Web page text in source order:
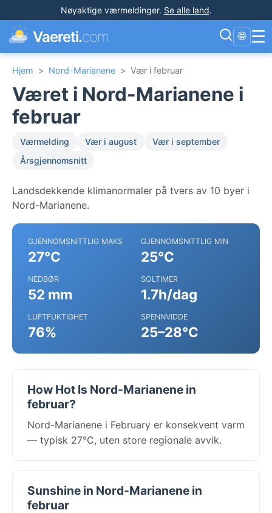
Nøyaktige værmeldinger. Se alle land.
Vaereti.com 🌐 ☰
Hjem > Nord-Marianene > Vær i februar
Været i Nord-Marianene i
februar
Værmelding Vær i august
Vær i september
Årsgjennomsnitt
Landsdekkende klimanormaler på tvers av 10 byer i
Nord-Marianene.
GJENNOMSNITTLIG MAKS
27°C
GJENNOMSNITTLIG MIN
25°C
NEDBØR
52 mm
SOLTIMER
1.7h/dag
LUFTFUKTIGHET
76%
SPENNVIDDE
25–28°C
How Hot Is Nord-Marianene in
februar?
Nord-Marianene i February er konsekvent varm
— typisk 27°C, uten store regionale avvik.
Sunshine in Nord-Marianene in
februar